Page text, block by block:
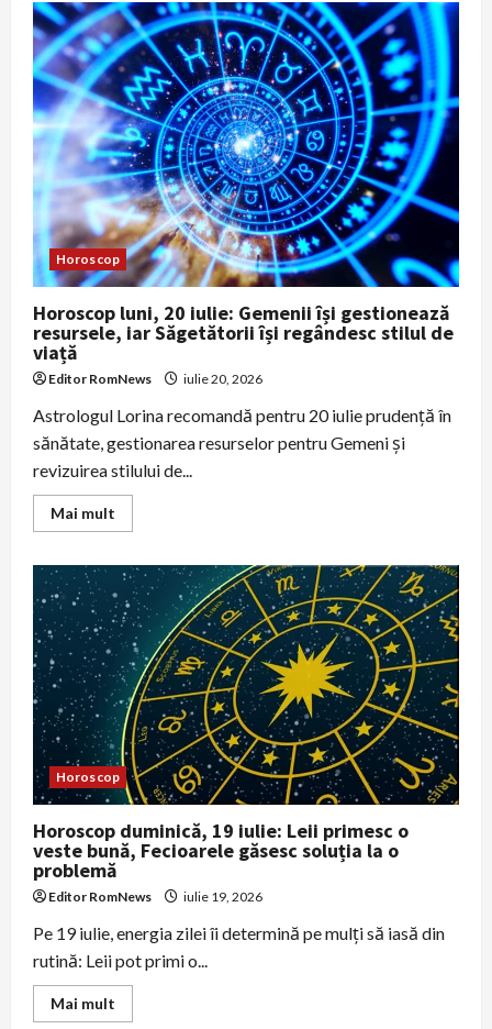
luni,
27
iulie:
Scorpionii,
Racii,
Leii
și
Berbecii
pornesc
săptămâna
cu
noroc
Horoscop
Horoscop luni, 20 iulie: Gemenii își gestionează
resursele, iar Săgetătorii își regândesc stilul de
viață
Editor RomNews iulie 20, 2026
Astrologul Lorina recomandă pentru 20 iulie prudență în
sănătate, gestionarea resurselor pentru Gemeni și
revizuirea stilului de...
Mai mult
more
luni,
20
iulie:
Gemenii
își
gestionează
resursele,
iar
Săgetătorii
își
regândesc
stilul
de
viață
Horoscop
Horoscop duminică, 19 iulie: Leii primesc o
veste bună, Fecioarele găsesc soluția la o
problemă
Editor RomNews iulie 19, 2026
Pe 19 iulie, energia zilei îi determină pe mulți să iasă din
rutină: Leii pot primi o...
Mai mult
more